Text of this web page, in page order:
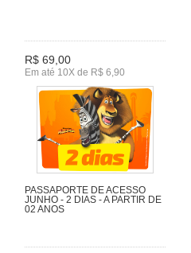
R$ 69,00
Em até 10X de R$ 6,90
PASSAPORTE DE ACESSO
JUNHO - 2 DIAS - A PARTIR DE
02 ANOS